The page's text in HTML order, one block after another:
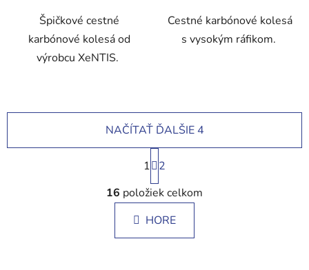
Špičkové cestné
karbónové kolesá od
výrobcu XeNTIS.
Cestné karbónové kolesá
s vysokým ráfikom.
O
v
l
á
d
NAČÍTAŤ ĎALŠIE 4
S
t
r
á
n
k
1
2
16 položiek celkom
HORE